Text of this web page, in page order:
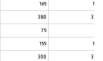
165 165
380 380
75
155 155
300 300